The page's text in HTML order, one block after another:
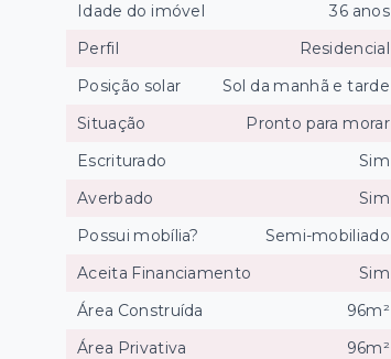
Idade do imóvel
36 anos
Perfil
Residencial
Posição solar
Sol da manhã e tarde
Situação
Pronto para morar
Escriturado
Sim
Averbado
Sim
Possui mobília?
Semi-mobiliado
Aceita Financiamento
Sim
Área Construída
96m²
Área Privativa
96m²